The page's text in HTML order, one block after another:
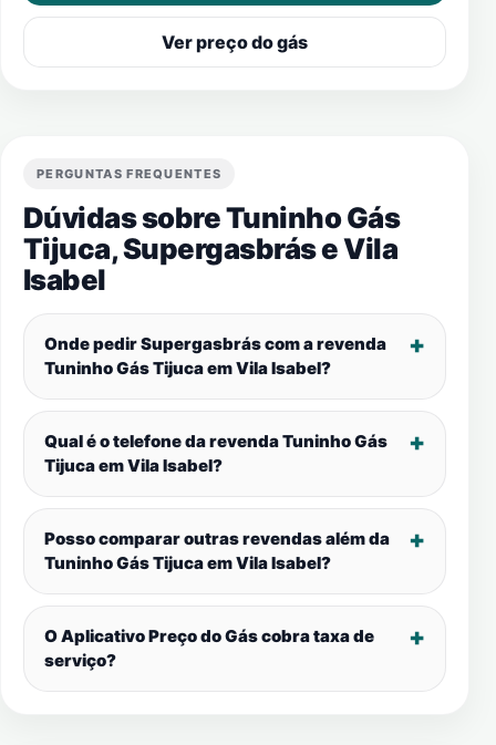
Ver preço do gás
PERGUNTAS FREQUENTES
Dúvidas sobre Tuninho Gás
Tijuca, Supergasbrás eVila
Isabel
Onde pedir Supergasbrás com a revenda
Tuninho Gás Tijuca emVila Isabel?
Qual é o telefone da revenda Tuninho Gás
Tijuca emVila Isabel?
Posso comparar outras revendas além da
Tuninho Gás Tijuca emVila Isabel?
O Aplicativo Preço do Gás cobra taxa de
serviço?